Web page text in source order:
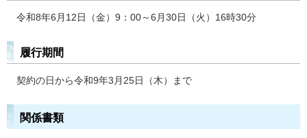
令和8年6月12日（金）9：00～6月30日（火）16時30分
履行期間
契約の日から令和9年3月25日（木）まで
関係書類